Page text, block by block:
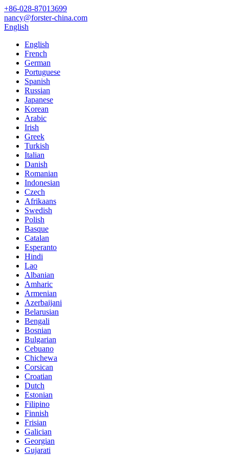
+86-028-87013699
nancy@forster-china.com
English
English
French
German
Portuguese
Spanish
Russian
Japanese
Korean
Arabic
Irish
Greek
Turkish
Italian
Danish
Romanian
Indonesian
Czech
Afrikaans
Swedish
Polish
Basque
Catalan
Esperanto
Hindi
Lao
Albanian
Amharic
Armenian
Azerbaijani
Belarusian
Bengali
Bosnian
Bulgarian
Cebuano
Chichewa
Corsican
Croatian
Dutch
Estonian
Filipino
Finnish
Frisian
Galician
Georgian
Gujarati